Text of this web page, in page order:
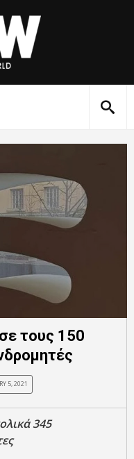
τους 150
5, 2021
345